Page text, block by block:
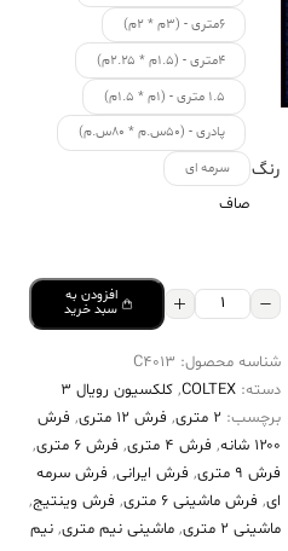
۶متری - (۳م * ۲م)
۴متری - (۱.۵م * ۲.۲۵م)
۱.۵ متری - (۱م * ۱.۵م)
پادری - (۵۰س.م * ۸۰س.م)
رنگ سرمه ای
صاف
فرش
۱۲۰۰
طرح
هستی
سرمه‌ای
عدد
افزودن به
سبد خرید
شناسه محصول: C4013
دسته: COLTEX
, کلکسیون رویال 3
برچسب: 2 متری , فرش 12 متری , فرش
۱۲۰۰ شانه
, فرش 4 متری , فرش 6 متری
,
فرش 9 متری
, فرش ایرانی, فرش سرمه
ای, فرش ماشینی 6 متری , فرش وینتیج,
ماشینی 2 متری
, ماشینی نیم متری, نیم